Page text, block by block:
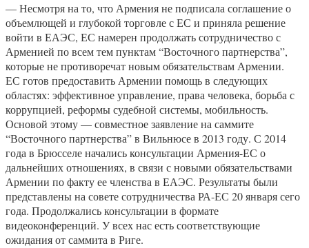
— Несмотря на то, что Армения не подписала соглашение о
объемлющей и глубокой торговле с ЕС и приняла решение
войти в ЕАЭС, ЕС намерен продолжать сотрудничество с
Арменией по всем тем пунктам “Восточного партнерства”,
которые не противоречат новым обязательствам Армении.
ЕС готов предоставить Армении помощь в следующих
областях: эффективное управление, права человека, борьба с
коррупцией, реформы судебной системы, мобильность.
Основой этому — совместное заявление на саммите
“Восточного партнерства” в Вильнюсе в 2013 году. С 2014
года в Брюсселе начались консультации Армения-ЕС о
дальнейших отношениях, в связи с новыми обязательствами
Армении по факту ее членства в ЕАЭС. Результаты были
представлены на совете сотрудничества РА-ЕС 20 января сего
года. Продолжались консультации в формате
видеоконференций. У всех нас есть соответствующие
ожидания от саммита в Риге.